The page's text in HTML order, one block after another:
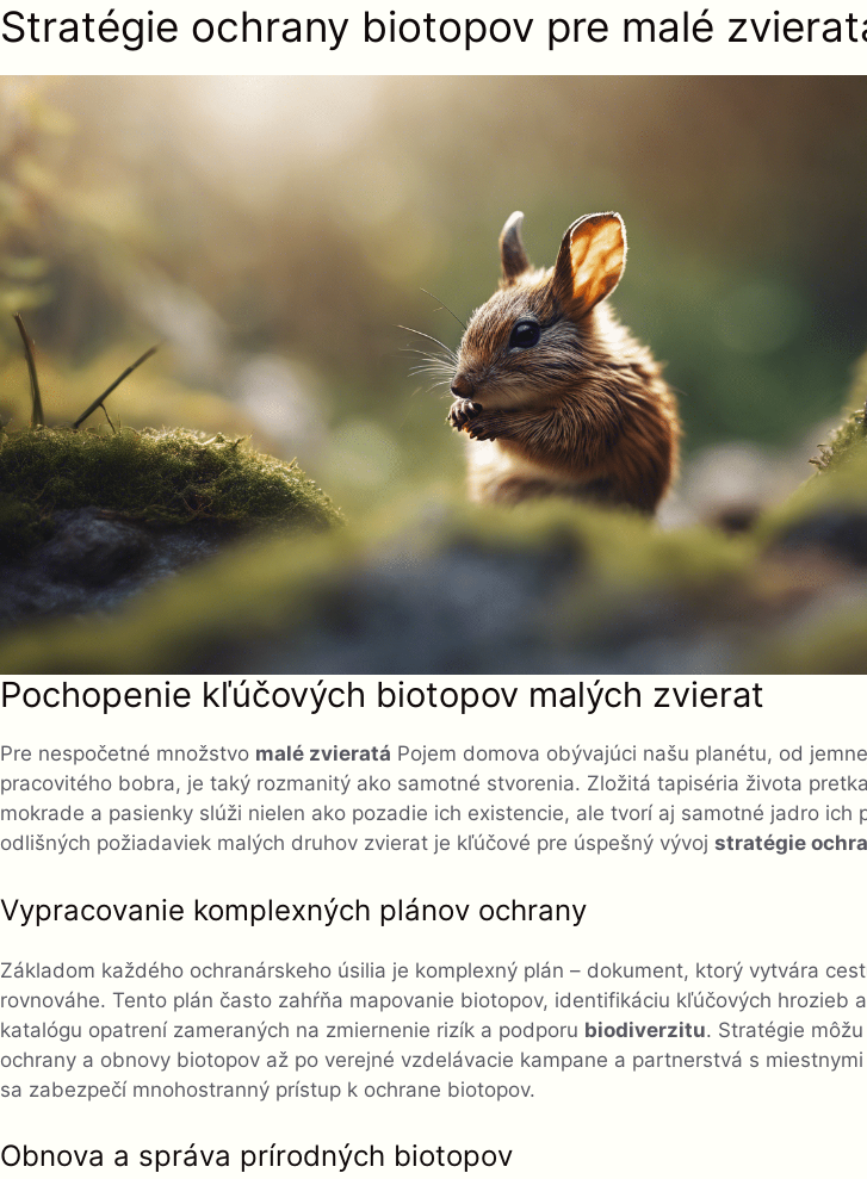
Stratégie ochrany biotopov pre malé
Pochopenie kľúčových biotopov malých zvierat
Pre nespočetné množstvo malé zvieratá Pojem domova obývajúci našu planétu, od
pracovitého bobra, je taký rozmanitý ako samotné stvorenia. Zložitá tapiséria života
mokrade a pasienky slúži nielen ako pozadie ich existencie, ale tvorí aj samotné jadro ich
odlišných požiadaviek malých druhov zvierat je kľúčové pre úspešný vývoj stratégie
Vypracovanie komplexných plánov ochrany
Základom každého ochranárskeho úsilia je komplexný plán – dokument, ktorý vytvára
rovnováhe. Tento plán často zahŕňa mapovanie biotopov, identifikáciu kľúčových hrozieb
katalógu opatrení zameraných na zmiernenie rizík a podporu biodiverzitu. Stratégie
ochrany a obnovy biotopov až po verejné vzdelávacie kampane a partnerstvá s
sa zabezpečí mnohostranný prístup k ochrane biotopov.
Obnova a správa prírodných biotopov